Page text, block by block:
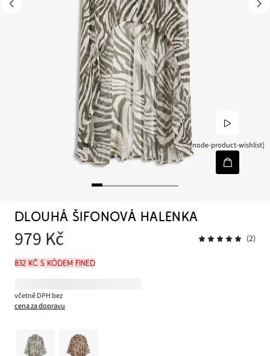
[node-product-wishlist]
DLOUHÁ ŠIFONOVÁ HALENKA
979 Kč (2)
832 Kč s kódem FINED
včetně DPH bez
cena za dopravu